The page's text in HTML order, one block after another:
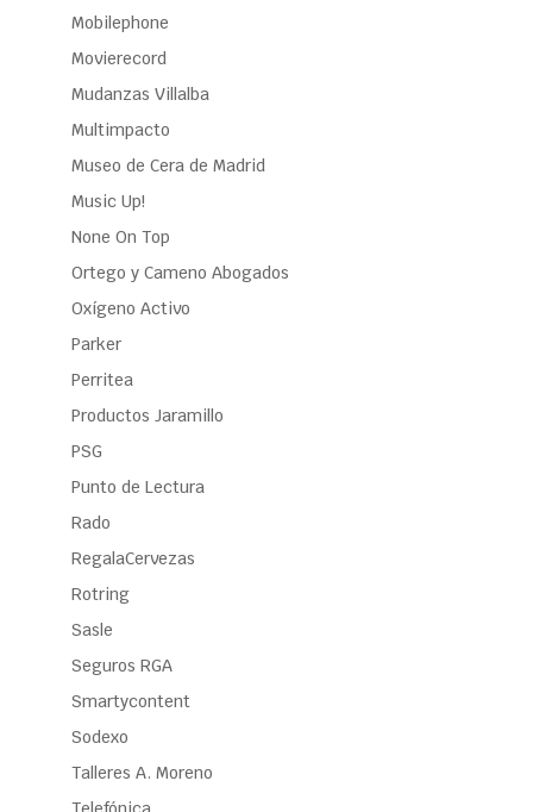
Mobilephone
Movierecord
Mudanzas Villalba
Multimpacto
Museo de Cera de Madrid
Music Up!
None On Top
Ortego y Cameno Abogados
Oxígeno Activo
Parker
Perritea
Productos Jaramillo
PSG
Punto de Lectura
Rado
RegalaCervezas
Rotring
Sasle
Seguros RGA
Smartycontent
Sodexo
Talleres A. Moreno